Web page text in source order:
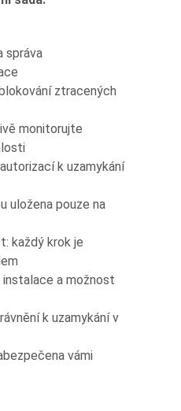
správa
ztracených
monitorujte
k uzamykání
uložena pouze na
každý krok je
a možnost
k uzamykání v
vámi